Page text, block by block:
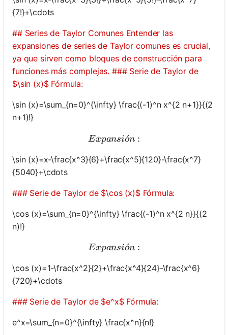
{7!}+\cdots
## Series de Taylor Comunes Entender las
expansiones de series de Taylor comunes es crucial,
ya que sirven como bloques de construcción para
funciones más complejas. ### Serie de Taylor de
$\sin (x)$ Fórmula:
\sin (x)=\sum_{n=0}^{\infty} \frac{(-1)^n x^{2 n+1}}{(2
n+1)!}
Expansión:
Expansio
ˊn :
\sin (x)=x-\frac{x^3}{6}+\frac{x^5}{120}-\frac{x^7}
{5040}+\cdots
### Serie de Taylor de $\cos (x)$ Fórmula:
\cos (x)=\sum_{n=0}^{\infty} \frac{(-1)^n x^{2 n}}{(2
n)!}
Expansión:
Expansio
ˊn :
\cos (x)=1-\frac{x^2}{2}+\frac{x^4}{24}-\frac{x^6}
{720}+\cdots
### Serie de Taylor de $e^x$ Fórmula:
e^x=\sum_{n=0}^{\infty} \frac{x^n}{n!}